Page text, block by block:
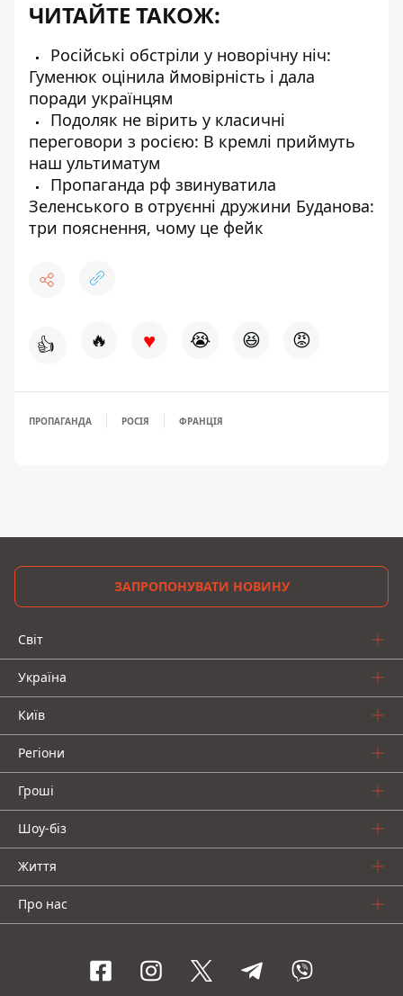
ЧИТАЙТЕ ТАКОЖ:
Російські обстріли у новорічну ніч:
Гуменюк оцінила ймовірність і дала
поради українцям
Подоляк не вірить у класичні
переговори з росією: В кремлі приймуть
наш ультиматум
Пропаганда рф звинуватила
Зеленського в отруєнні дружини Буданова:
три пояснення, чому це фейк
👍 🔥 ♥ 😭 😆 😡
ПРОПАГАНДА РОСІЯ ФРАНЦІЯ
ЗАПРОПОНУВАТИ НОВИНУ
Світ
Україна
Київ
Регіони
Гроші
Шоу-біз
Життя
Про нас